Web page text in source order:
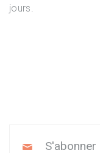
jours.
S'abonner